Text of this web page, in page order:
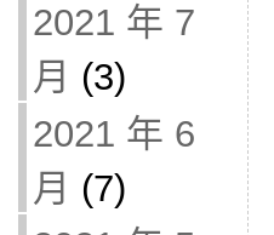
2021 年 7
月 (3)
2021 年 6
月 (7)